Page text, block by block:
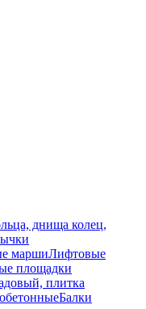
днища колец,
маршиЛифтовые
площадки
плитка
Балки